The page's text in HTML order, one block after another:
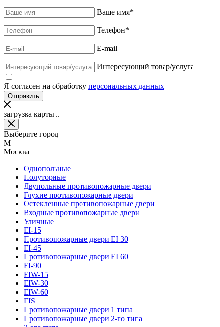
Ваше имя*
Телефон*
E-mail
Интересующий товар/услуга
Я согласен на обработку персональных данных
загрузка карты...
Выберите город
М
Москва
Однопольные
Полуторные
Двупольные противопожарные двери
Глухие противопожарные двери
Остекленные противопожарные двери
Входные противопожарные двери
Уличные
EI-15
Противопожарные двери EI 30
EI-45
Противопожарные двери EI 60
EI-90
EIW-15
EIW-30
EIW-60
EIS
Противопожарные двери 1 типа
Противопожарные двери 2-го типа